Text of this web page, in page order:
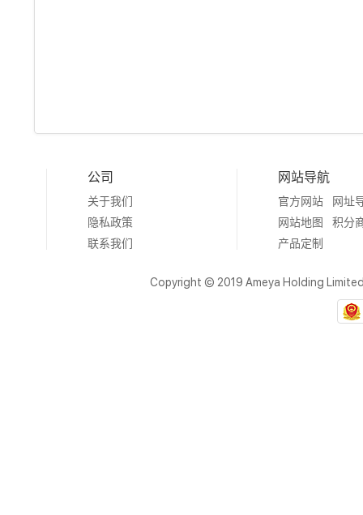
公司
关于我们
隐私政策
联系我们
网站导航
官方网站
网址
网站地图
积分
产品定制
Copyright © 2019 Ameya Holding